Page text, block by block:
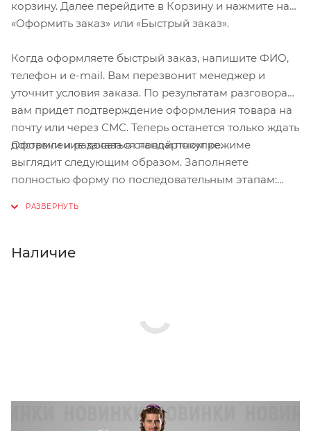
корзину. Далее перейдите в Корзину и нажмите на
«Оформить заказ» или «Быстрый заказ».
Когда оформляете быстрый заказ, напишите ФИО,
телефон и e-mail. Вам перезвонит менеджер и
уточнит условия заказа. По результатам разговора
вам придет подтверждение оформления товара на
почту или через СМС. Теперь останется только ждать
доставки и радоваться новой покупке.
Оформление заказа в стандартном режиме
выглядит следующим образом. Заполняете
полностью форму по последовательным этапам:
Нажмите кнопку «Оформить заказ».
Наличие